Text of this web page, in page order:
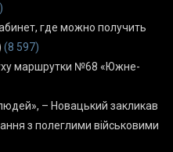
где можно получить
(8 597)
маршрутки №68 «Южне-
– Новацький закликав
з полеглими військовими